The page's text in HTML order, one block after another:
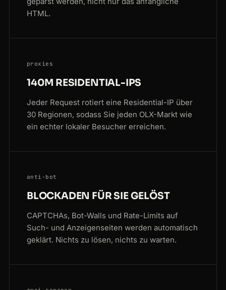
HTML.
proxies
140M RESIDENTIAL-IPS
Jeder Request rotiert eine Residential-IP über
30 Regionen, sodass Sie jeden OLX-Markt wie
ein echter lokaler Besucher erreichen.
anti-bot
BLOCKADEN FÜR SIE GELÖST
CAPTCHAs, Bot-Walls und Rate-Limits auf
Such- und Anzeigenseiten werden automatisch
geklärt. Nichts zu lösen, nichts zu warten.